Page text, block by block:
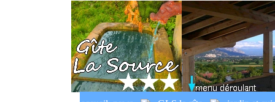
St Jean de Moirans est